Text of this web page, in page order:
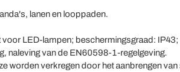
lanen en looppaden.
LED-lampen; beschermingsgraad:
naleving van de EN60598-1-regelgeving.
worden verkregen door het aanbrengen